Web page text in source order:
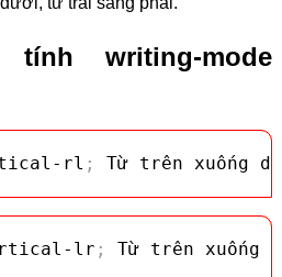
tính writing-mode
rl ; Từ trên xuống
lr ; Từ trên xuống